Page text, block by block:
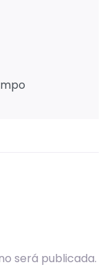
será publicada.